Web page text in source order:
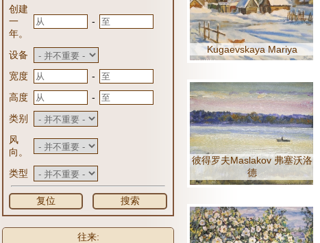
创建
一
年。
-
设备
宽度
-
高度
-
类别
风
向。
类型
复位 搜索
往来:
Kugaevskaya Mariya
彼得罗夫Maslakov 弗塞沃洛
德